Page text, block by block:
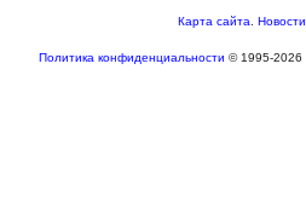
Карта сайта.
Политика конфиденциальности © 1995-2026